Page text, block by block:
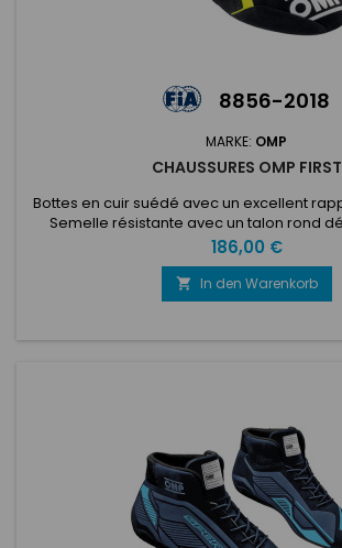
8856-2018
MARKE: OMP
CHAUSSURES OMP FIRST
Bottes en cuir suédé avec un excellent
Semelle résistante avec un talon rond
faciliter la rotation des pieds pendant la
velcro sur la cheville pour un meilleur
noir intérieur. Renforts sur la
8856-2018La FIA augmente la sécurité
Preis
186,00 €
 In den Warenkorb